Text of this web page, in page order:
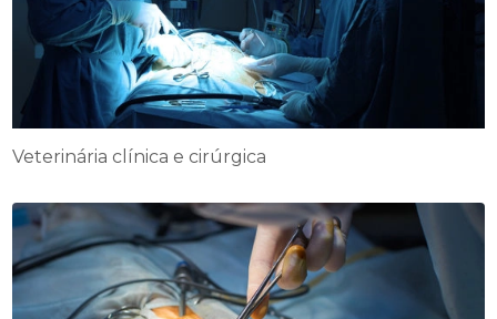
Veterinária clínica e cirúrgica